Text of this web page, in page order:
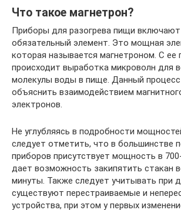
Что такое магнетрон?
Приборы для разогрева пищи
обязательный элемент. Это мощная
которая называется магнетроном. С
происходит выработка микроволн для
молекулы воды в пище. Данный
объяснить взаимодействием
электронов.
Не углубляясь в подробности
следует отметить, что в большинстве
приборов присутствует мощность в
дает возможность закипятить стакан
минуты. Также следует учитывать при
существуют перестраиваемые и
устройства, при этом у первых